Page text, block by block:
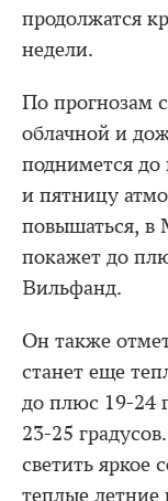
продолжатся
недели.
По прогнозам
облачной и
поднимется до
и пятницу
повышаться, в
покажет до
Вильфанд.
Он также
станет еще
до плюс 19-24
23-25
светить яркое
теплые